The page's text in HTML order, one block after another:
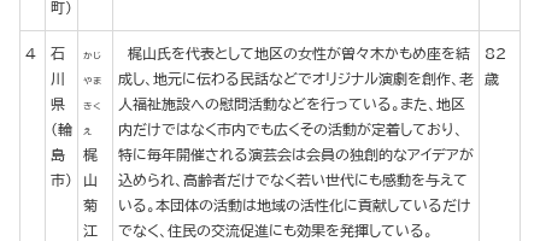
町)
4
石
川
県
(輪
島
市)
かじ
やま
きく
え
梶
山
菊
江
梶山氏を代表として地区の女性が曽々木かもめ座を結
成し、地元に伝わる民話などでオリジナル演劇を創作、老
人福祉施設への慰問活動などを行っている。また、地区
内だけではなく市内でも広くその活動が定着しており、
特に毎年開催される演芸会は会員の独創的なアイデアが
込められ、高齢者だけでなく若い世代にも感動を与えて
いる。本団体の活動は地域の活性化に貢献しているだけ
でなく、住民の交流促進にも効果を発揮している。
82
歳